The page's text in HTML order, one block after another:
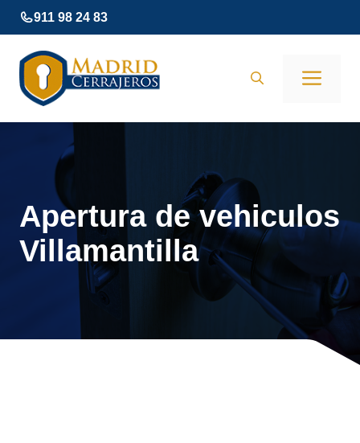
Saltar
al
contenido
911 98 24 83
Apertura de vehiculos
Villamantilla